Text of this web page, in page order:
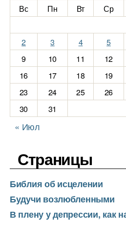
Вс
Пн Вт Ср
2
3 4 5
9
10 11 12
16
17 18 19
23
24 25 26
30
31
« Июл
Страницы
Библия об исцелении
Будучи возлюбленными
В плену у депрессии, как